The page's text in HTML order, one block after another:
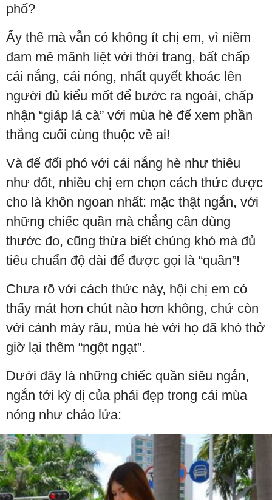
phố?
Ấy thế mà vẫn có không ít chị em, vì niềm
đam mê mãnh liệt với thời trang, bất chấp
cái nắng, cái nóng, nhất quyết khoác lên
người đủ kiểu mốt để bước ra ngoài, chấp
nhận “giáp lá cà” với mùa hè để xem phần
thắng cuối cùng thuộc về ai!
Và để đối phó với cái nắng hè như thiêu
như đốt, nhiều chị em chọn cách thức được
cho là khôn ngoan nhất: mặc thật ngắn, với
những chiếc quần mà chẳng cần dùng
thước đo, cũng thừa biết chúng khó mà đủ
tiêu chuẩn độ dài để được gọi là “quần”!
Chưa rõ với cách thức này, hội chị em có
thấy mát hơn chút nào hơn không, chứ còn
với cánh mày râu, mùa hè với họ đã khó thở
giờ lại thêm “ngột ngạt”.
Dưới đây là những chiếc quần siêu ngắn,
ngắn tới kỳ dị của phái đẹp trong cái mùa
nóng như chảo lửa: